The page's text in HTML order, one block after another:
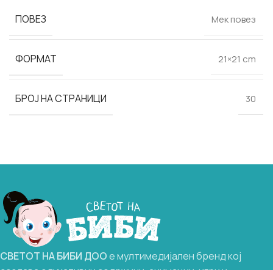
ПОВЕЗ Мек повез
ФОРМАТ 21×21 cm
БРОЈ НА СТРАНИЦИ 30
СВЕТОТ НАБИБИ ДООе мултимедијален бренд кој